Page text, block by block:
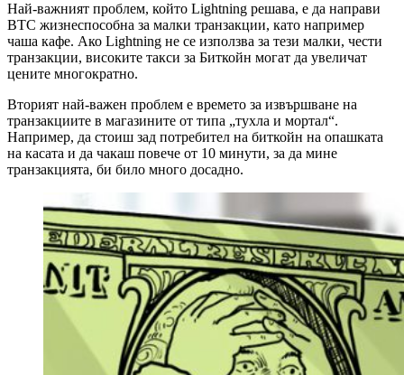
Най-важният проблем, който Lightning решава, е да направи
BTC жизнеспособна за малки транзакции, като например
чаша кафе. Ако Lightning не се използва за тези малки, чести
транзакции, високите такси за Биткойн могат да увеличат
цените многократно.
Вторият най-важен проблем е времето за извършване на
транзакциите в магазините от типа „тухла и мортал“.
Например, да стоиш зад потребител на биткойн на опашката
на касата и да чакаш повече от 10 минути, за да мине
транзакцията, би било много досадно.